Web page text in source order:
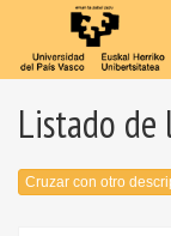
Listado de
Cruzar con otro